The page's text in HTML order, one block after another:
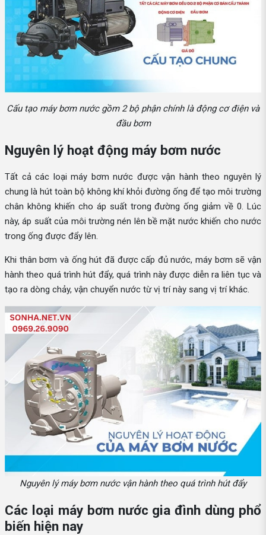
Cấu tạo máy bơm nước gồm 2 bộ phận chính là động cơ điện và
đầu bơm
Nguyên lý hoạt động máy bơm nước
Tất cả các loại máy bơm nước được vận hành theo nguyên lý
chung là hút toàn bộ không khí khỏi đường ống để tạo môi trường
chân không khiến cho áp suất trong đường ống giảm về 0. Lúc
này, áp suất của môi trường nén lên bề mặt nước khiến cho nước
trong ống được đẩy lên.
Khi thân bơm và ống hút đã được cấp đủ nước, máy bơm sẽ vận
hành theo quá trình hút đẩy, quá trình này được diễn ra liên tục và
tạo ra dòng chảy, vận chuyển nước từ vị trí này sang vị trí khác.
Nguyên lý máy bơm nước vận hành theo quá trình hút đẩy
Các loại máy bơm nước gia đình dùng phổ
biến hiện nay